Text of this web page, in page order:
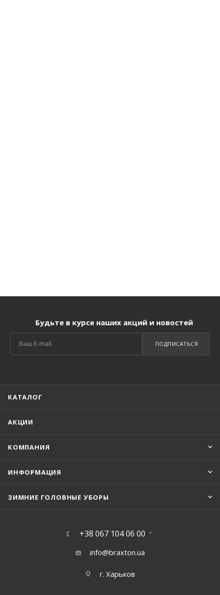
Будьте в курсе наших акций и новостей
ПОДПИСАТЬСЯ
КАТАЛОГ
АКЦИИ
КОМПАНИЯ
ИНФОРМАЦИЯ
ЗИМНИЕ ГОЛОВНЫЕ УБОРЫ
+38 067 104 06 00
info@braxton.ua
г. Харьков